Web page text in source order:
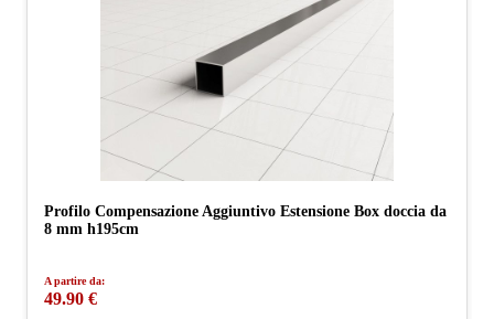
Profilo Compensazione Aggiuntivo Estensione Box doccia da
8 mm h195cm
A partire da:
49.90 €